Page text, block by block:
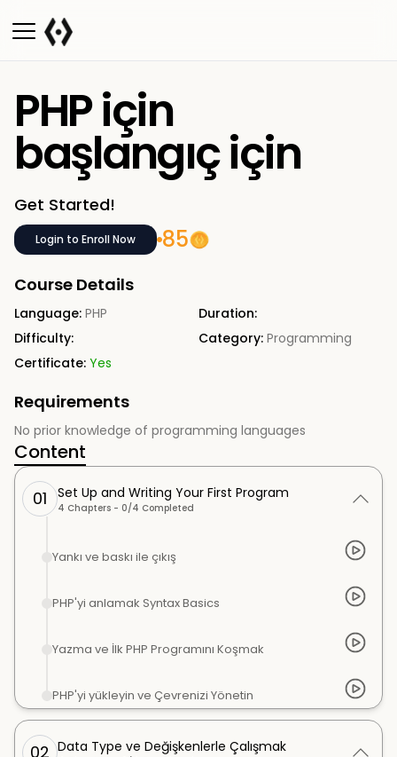
PHP için
başlangıç için
Get Started!
Login to Enroll Now 85
Course Details
Language: PHP
Duration:
Difficulty:
Category: Programming
Certificate: Yes
Requirements
No prior knowledge of programming languages
Content
01 Set Up and Writing Your First Program
4 Chapters - 0/4 Completed
Yankı ve baskı ile çıkış
PHP'yi anlamak Syntax Basics
Yazma ve İlk PHP Programını Koşmak
PHP'yi yükleyin ve Çevrenizi Yönetin
02 Data Type ve Değişkenlerle Çalışmak